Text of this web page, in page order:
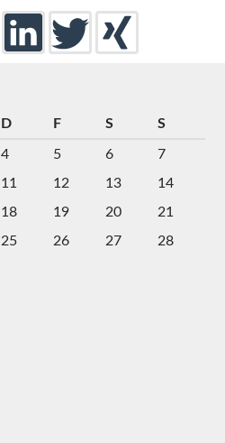
D F S S
4 5 6
7
11 12 13
14
18 19 20
21
25 26 27
28